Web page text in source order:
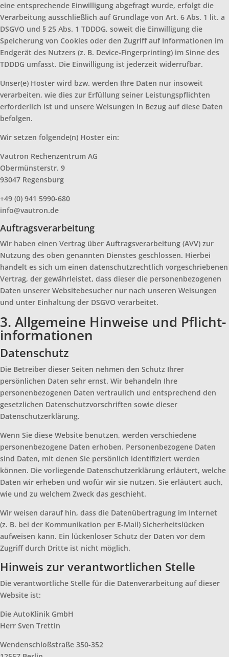
eine entsprechende Einwilligung abgefragt wurde, erfolgt die
Verarbeitung ausschließlich auf Grundlage von Art. 6 Abs. 1 lit. a
DSGVO und § 25 Abs. 1 TDDDG, soweit die Einwilligung die
Speicherung von Cookies oder den Zugriff auf Informationen im
Endgerät des Nutzers (z. B. Device-Fingerprinting) im Sinne des
TDDDG umfasst. Die Einwilligung ist jederzeit widerrufbar.
Unser(e) Hoster wird bzw. werden Ihre Daten nur insoweit
verarbeiten, wie dies zur Erfüllung seiner Leistungspflichten
erforderlich ist und unsere Weisungen in Bezug auf diese Daten
befolgen.
Wir setzen folgende(n) Hoster ein:
Vautron Rechenzentrum AG
Obermünsterstr. 9
93047 Regensburg
+49 (0) 941 5990-680
info@vautron.de
Auftragsverarbeitung
Wir haben einen Vertrag über Auftragsverarbeitung (AVV) zur
Nutzung des oben genannten Dienstes geschlossen. Hierbei
handelt es sich um einen datenschutzrechtlich vorgeschriebenen
Vertrag, der gewährleistet, dass dieser die personenbezogenen
Daten unserer Websitebesucher nur nach unseren Weisungen
und unter Einhaltung der DSGVO verarbeitet.
3. Allgemeine Hinweise und Pflicht­
informationen
Datenschutz
Die Betreiber dieser Seiten nehmen den Schutz Ihrer
persönlichen Daten sehr ernst. Wir behandeln Ihre
personenbezogenen Daten vertraulich und entsprechend den
gesetzlichen Datenschutzvorschriften sowie dieser
Datenschutzerklärung.
Wenn Sie diese Website benutzen, werden verschiedene
personenbezogene Daten erhoben. Personenbezogene Daten
sind Daten, mit denen Sie persönlich identifiziert werden
können. Die vorliegende Datenschutzerklärung erläutert, welche
Daten wir erheben und wofür wir sie nutzen. Sie erläutert auch,
wie und zu welchem Zweck das geschieht.
Wir weisen darauf hin, dass die Datenübertragung im Internet
(z. B. bei der Kommunikation per E-Mail) Sicherheitslücken
aufweisen kann. Ein lückenloser Schutz der Daten vor dem
Zugriff durch Dritte ist nicht möglich.
Hinweis zur verantwortlichen Stelle
Die verantwortliche Stelle für die Datenverarbeitung auf dieser
Website ist:
Die AutoKlinik GmbH
Herr Sven Trettin
Wendenschloßstraße 350-352